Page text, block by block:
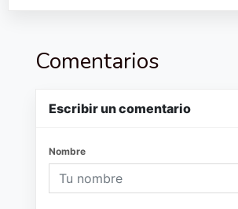
Comentarios
Escribir un comentario
Nombre